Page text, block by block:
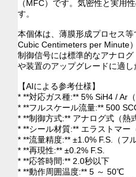
（MFC）です。気密性と実用
す。
本個体は、薄膜形成プロセス
Cubic Centimeters per Minute
制御信号には標準的なアナロ
や装置のアップグレードに適し
【AIによる参考仕様】
* **対応ガス種:** 5% SiH4 / Ar
* **フルスケール流量:** 500
* **制御方式:** アナログ式（熱
* **シール材質:** エラストマー
* **流量精度:** ±1.0% F.S.（フ
* **再現性:** ±0.2% F.S.
* **応答時間:** 2.0秒以下
* **動作周囲温度:** 5 ～ 50℃